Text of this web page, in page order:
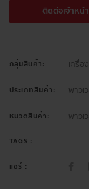
ติดต่อเจ้าหน้
กลุ่มสินค้า: เครื่อ
ประเภทสินค้า: พาวเ
หมวดสินค้า: พาวเ
TAGS :
แชร์ :